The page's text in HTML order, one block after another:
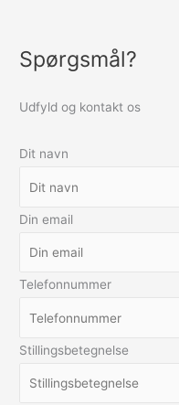
Spørgsmål?
Udfyld og kontakt os
Dit navn
Din email
Telefonnummer
Stillingsbetegnelse